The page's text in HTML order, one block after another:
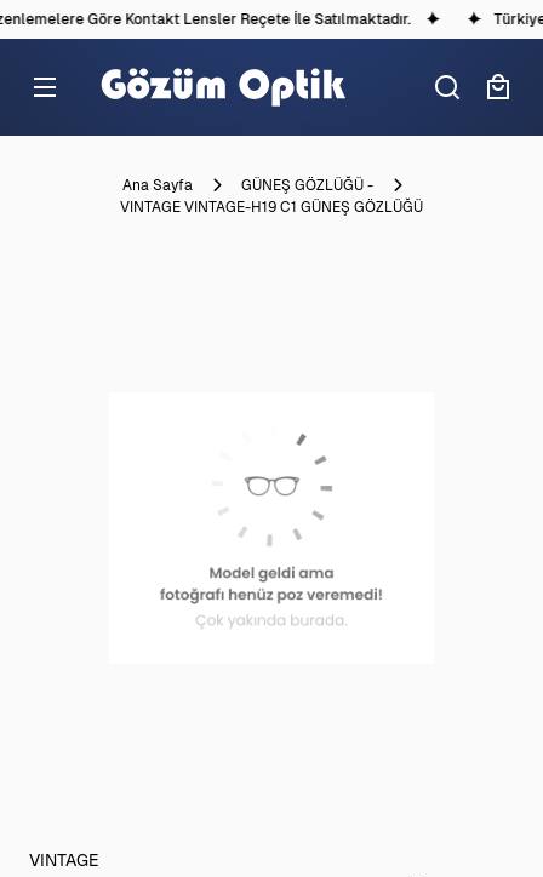
Göre Kontakt Lensler Reçete İle Satılmaktadır.
Ana Sayfa
GÜNEŞ GÖZLÜĞÜ -
VINTAGE VINTAGE-H19 C1 GÜNEŞ GÖZLÜĞÜ
VINTAGE